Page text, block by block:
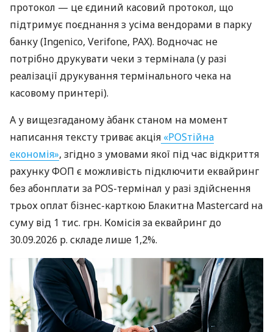
протокол — це єдиний касовий протокол, що
підтримує поєднання з усіма вендорами в парку
банку (Ingenico, Verifone, PAX). Водночас не
потрібно друкувати чеки з термінала (у разі
реалізації друкування термінального чека на
касовому принтері).
А у вищезгаданому àбанк станом на момент
написання тексту триває акція «POSтійна
економія», згідно з умовами якої під час відкриття
рахунку ФОП є можливість підключити еквайринг
без абонплати за POS-термінал у разі здійснення
трьох оплат бізнес-карткою Блакитна Mastercard на
суму від 1 тис. грн. Комісія за еквайринг до
30.09.2026 р. складе лише 1,2%.